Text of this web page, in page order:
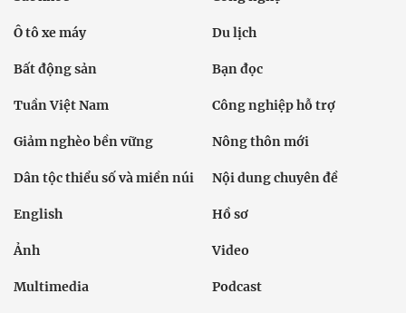
Ô tô xe máy Du lịch
Bất động sản Bạn đọc
Tuần Việt Nam Công nghiệp hỗ trợ
Giảm nghèo bền vững Nông thôn mới
Dân tộc thiểu số và miền núi Nội dung chuyên đề
English Hồ sơ
Ảnh Video
Multimedia Podcast